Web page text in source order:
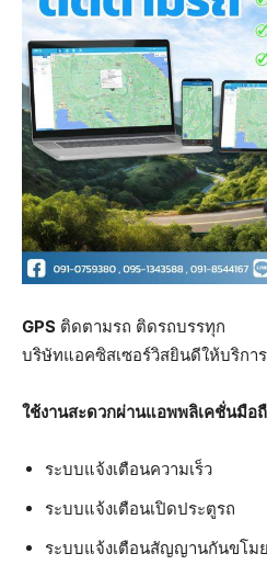
GPS ติดตามรถ ติดรถบรรทุก
บริษัทแอคซิสเซอร์วิสยินดีให้บริกา
ใช้งานสะดวกผ่านแอพพลิเคชั่นมือ
ระบบแจ้งเตือนความเร็ว
ระบบแจ้งเตือนเปิดประตูรถ
ระบบแจ้งเตือนสัญญานกันขโมย